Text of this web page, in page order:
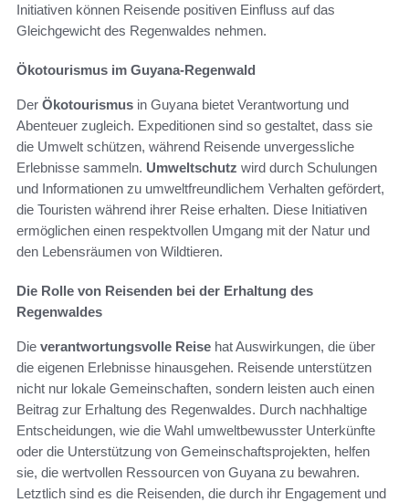
Initiativen können Reisende positiven Einfluss auf das
Gleichgewicht des Regenwaldes nehmen.
Ökotourismus im Guyana-Regenwald
Der Ökotourismus in Guyana bietet Verantwortung und
Abenteuer zugleich. Expeditionen sind so gestaltet, dass sie
die Umwelt schützen, während Reisende unvergessliche
Erlebnisse sammeln. Umweltschutz wird durch Schulungen
und Informationen zu umweltfreundlichem Verhalten gefördert,
die Touristen während ihrer Reise erhalten. Diese Initiativen
ermöglichen einen respektvollen Umgang mit der Natur und
den Lebensräumen von Wildtieren.
Die Rolle von Reisenden bei der Erhaltung des
Regenwaldes
Die verantwortungsvolle Reise hat Auswirkungen, die über
die eigenen Erlebnisse hinausgehen. Reisende unterstützen
nicht nur lokale Gemeinschaften, sondern leisten auch einen
Beitrag zur Erhaltung des Regenwaldes. Durch nachhaltige
Entscheidungen, wie die Wahl umweltbewusster Unterkünfte
oder die Unterstützung von Gemeinschaftsprojekten, helfen
sie, die wertvollen Ressourcen von Guyana zu bewahren.
Letztlich sind es die Reisenden, die durch ihr Engagement und